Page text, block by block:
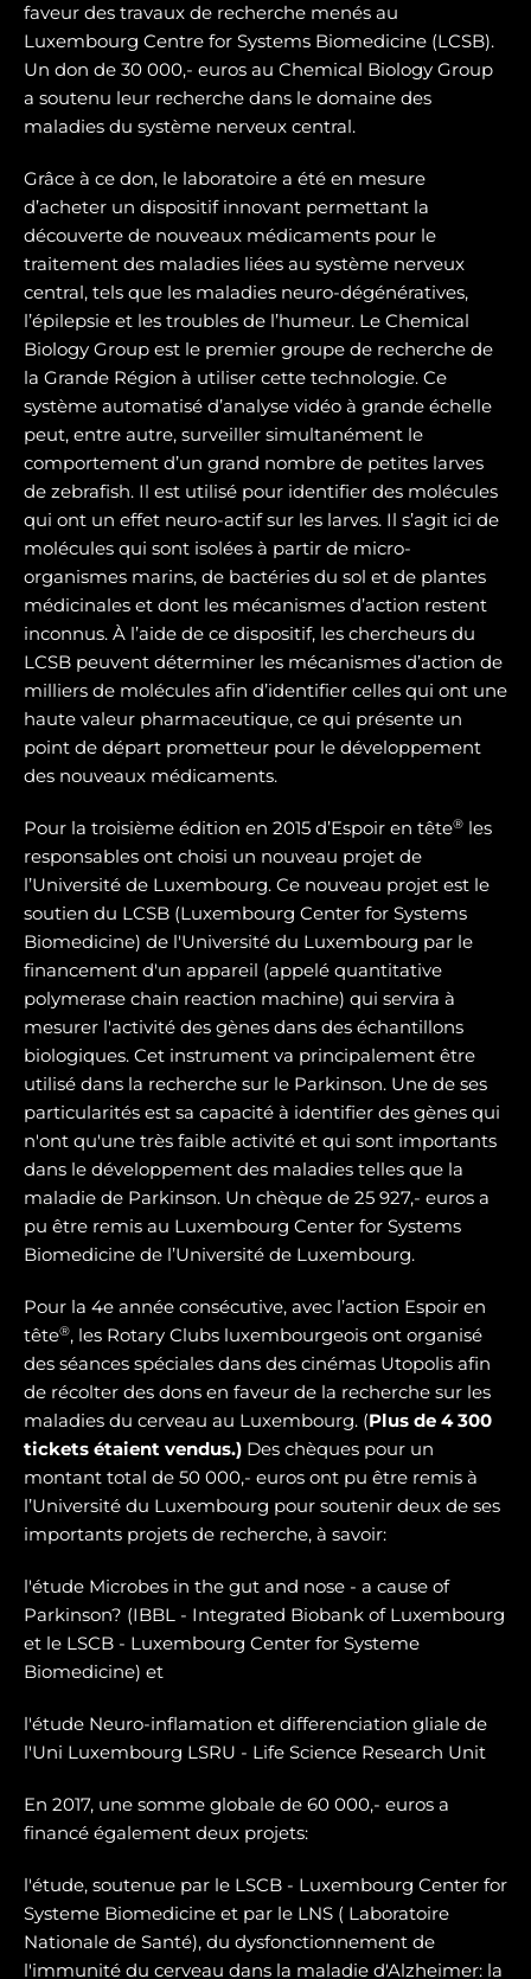
faveur des travaux de recherche menés au
Luxembourg Centre for Systems Biomedicine (LCSB).
Un don de 30 000,- euros au Chemical Biology Group
a soutenu leur recherche dans le domaine des
maladies du système nerveux central.
Grâce à ce don, le laboratoire a été en mesure
d’acheter un dispositif innovant permettant la
découverte de nouveaux médicaments pour le
traitement des maladies liées au système nerveux
central, tels que les maladies neuro-dégénératives,
l’épilepsie et les troubles de l’humeur. Le Chemical
Biology Group est le premier groupe de recherche de
la Grande Région à utiliser cette technologie. Ce
système automatisé d’analyse vidéo à grande échelle
peut, entre autre, surveiller simultanément le
comportement d’un grand nombre de petites larves
de zebrafish. Il est utilisé pour identifier des molécules
qui ont un effet neuro-actif sur les larves. Il s’agit ici de
molécules qui sont isolées à partir de micro-
organismes marins, de bactéries du sol et de plantes
médicinales et dont les mécanismes d’action restent
inconnus. À l’aide de ce dispositif, les chercheurs du
LCSB peuvent déterminer les mécanismes d’action de
milliers de molécules afin d’identifier celles qui ont une
haute valeur pharmaceutique, ce qui présente un
point de départ prometteur pour le développement
des nouveaux médicaments.
Pour la troisième édition en 2015 d’Espoir en tête® les
responsables ont choisi un nouveau projet de
l’Université de Luxembourg. Ce nouveau projet est le
soutien du LCSB (Luxembourg Center for Systems
Biomedicine) de l'Université du Luxembourg par le
financement d'un appareil (appelé quantitative
polymerase chain reaction machine) qui servira à
mesurer l'activité des gènes dans des échantillons
biologiques. Cet instrument va principalement être
utilisé dans la recherche sur le Parkinson. Une de ses
particularités est sa capacité à identifier des gènes qui
n'ont qu'une très faible activité et qui sont importants
dans le développement des maladies telles que la
maladie de Parkinson. Un chèque de 25 927,- euros a
pu être remis au Luxembourg Center for Systems
Biomedicine de l’Université de Luxembourg.
Pour la 4e année consécutive, avec l’action Espoir en
tête®, les Rotary Clubs luxembourgeois ont organisé
des séances spéciales dans des cinémas Utopolis afin
de récolter des dons en faveur de la recherche sur les
maladies du cerveau au Luxembourg. (Plus de 4 300
tickets étaient vendus.) Des chèques pour un
montant total de 50 000,- euros ont pu être remis à
l’Université du Luxembourg pour soutenir deux de ses
importants projets de recherche, à savoir:
l'étude Microbes in the gut and nose - a cause of
Parkinson? (IBBL - Integrated Biobank of Luxembourg
et le LSCB - Luxembourg Center for Systeme
Biomedicine) et
l'étude Neuro-inflamation et differenciation gliale de
l'Uni Luxembourg LSRU - Life Science Research Unit
En 2017, une somme globale de 60 000,- euros a
financé également deux projets:
l'étude, soutenue par le LSCB - Luxembourg Center for
Systeme Biomedicine et par le LNS ( Laboratoire
Nationale de Santé), du dysfonctionnement de
l'immunité du cerveau dans la maladie d'Alzheimer: la